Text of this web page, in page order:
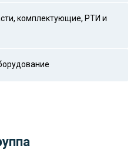
комплектующие, РТИ и